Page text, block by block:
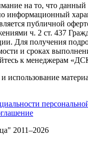
на то, что данный
информационный
публичной
ч. 2 ст. 437
Для получения
и сроках
к менеджерам
использование
2011–2026